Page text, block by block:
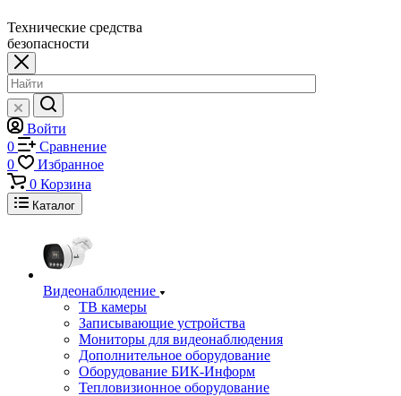
Технические средства
безопасности
Войти
0
Сравнение
0
Избранное
0 Корзина
Каталог
Видеонаблюдение
ТВ камеры
Записывающие устройства
Мониторы для видеонаблюдения
Дополнительное оборудование
Оборудование БИК-Информ
Тепловизионное оборудование